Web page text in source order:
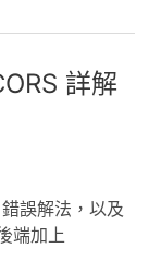
詳解
誤解法，以及
端加上